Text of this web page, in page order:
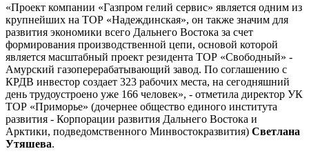
«Проект компании «Газпром гелий сервис» является одним из
крупнейших на ТОР «Надеждинская», он также значим для
развития экономики всего Дальнего Востока за счет
формирования производственной цепи, основой которой
является масштабный проект резидента ТОР «Свободный» -
Амурский газоперерабатывающий завод. По соглашению с
КРДВ инвестор создает 323 рабочих места, на сегодняшний
день трудоустроено уже 166 человек», - отметила директор УК
ТОР «Приморье» (дочернее общество единого института
развития - Корпорации развития Дальнего Востока и
Арктики, подведомственного Минвостокразвития) Светлана
Утяшева.